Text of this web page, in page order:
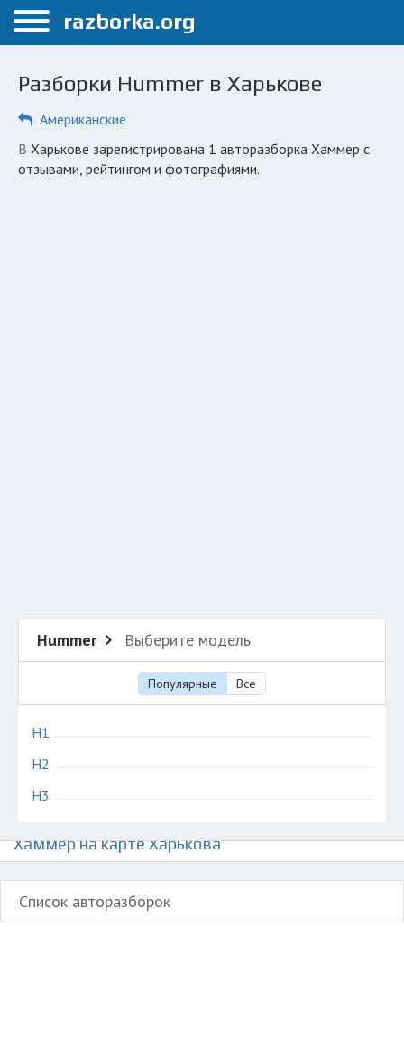
Меню
Харьков
ПОЛЬЗОВАТЕЛЯМ
Каталог разборок
Разборки Hummer в Харькове
Американские
в Харькове зарегистрирована 1 авторазборка Хаммер с
отзывами, рейтингом и фотографиями.
Hummer Выберите модель
Популярные Все
H1
H2
H3
Хаммер на карте Харькова
Список авторазборок
razborka.org